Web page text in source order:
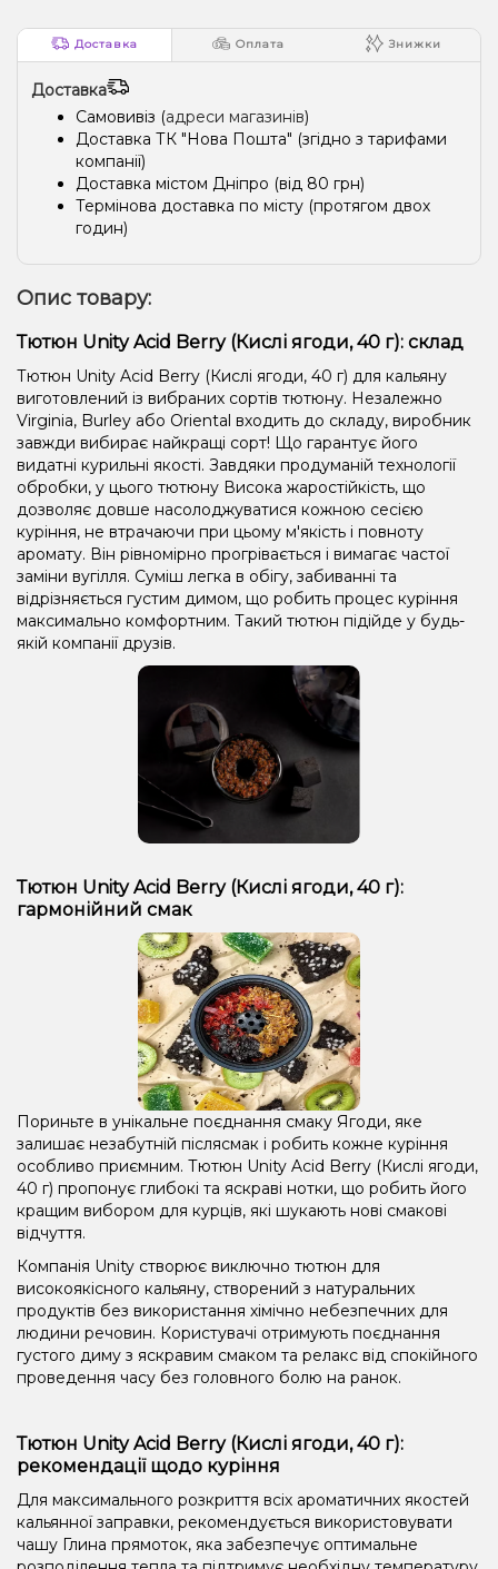
Доставка Оплата Знижки
Доставка
Самовивіз (адреси магазинів)
Доставка ТК "Нова Пошта" (згідно з тарифами
компанії)
Доставка містом Дніпро (від 80 грн)
Термінова доставка по місту (протягом двох
годин)
Опис товару:
Тютюн Unity Acid Berry (Кислі ягоди, 40 г): склад
Тютюн Unity Acid Berry (Кислі ягоди, 40 г) для кальяну
виготовлений із вибраних сортів тютюну. Незалежно
Virginia, Burley або Oriental входить до складу, виробник
завжди вибирає найкращі сорт! Що гарантує його
видатні курильні якості. Завдяки продуманій технології
обробки, у цього тютюну Висока жаростійкість, що
дозволяє довше насолоджуватися кожною сесією
куріння, не втрачаючи при цьому м'якість і повноту
аромату. Він рівномірно прогрівається і вимагає частої
заміни вугілля. Суміш легка в обігу, забиванні та
відрізняється густим димом, що робить процес куріння
максимально комфортним. Такий тютюн підійде у будь-
якій компанії друзів.
Тютюн Unity Acid Berry (Кислі ягоди, 40 г):
гармонійний смак
Пориньте в унікальне поєднання смаку Ягоди, яке
залишає незабутній післясмак і робить кожне куріння
особливо приємним. Тютюн Unity Acid Berry (Кислі ягоди,
40 г) пропонує глибокі та яскраві нотки, що робить його
кращим вибором для курців, які шукають нові смакові
відчуття.
Компанія Unity створює виключно тютюн для
високоякісного кальяну, створений з натуральних
продуктів без використання хімічно небезпечних для
людини речовин. Користувачі отримують поєднання
густого диму з яскравим смаком та релакс від спокійного
проведення часу без головного болю на ранок.
Тютюн Unity Acid Berry (Кислі ягоди, 40 г):
рекомендації щодо куріння
Для максимального розкриття всіх ароматичних якостей
кальянної заправки, рекомендується використовувати
чашу Глина прямоток, яка забезпечує оптимальне